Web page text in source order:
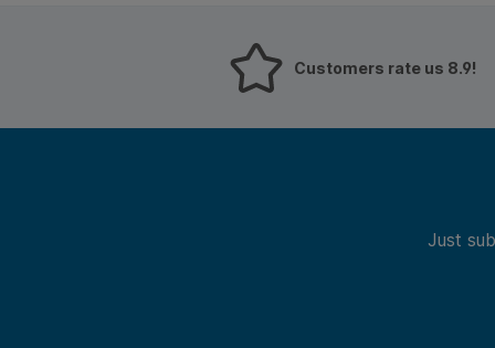
Customers rate us 8.9!
Just